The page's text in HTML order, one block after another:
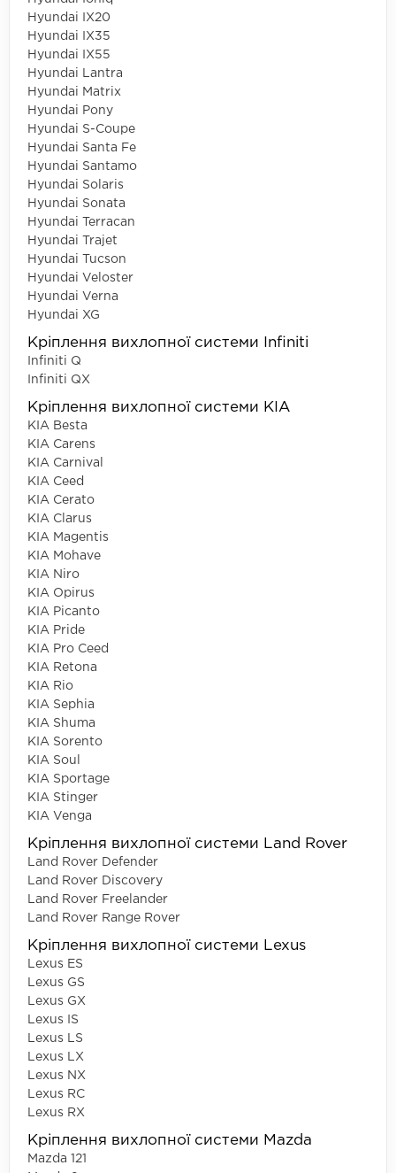
Hyundai IX20
Hyundai IX35
Hyundai IX55
Hyundai Lantra
Hyundai Matrix
Hyundai Pony
Hyundai S-Coupe
Hyundai Santa Fe
Hyundai Santamo
Hyundai Solaris
Hyundai Sonata
Hyundai Terracan
Hyundai Trajet
Hyundai Tucson
Hyundai Veloster
Hyundai Verna
Hyundai XG
Кріплення вихлопної системи Infiniti
Infiniti Q
Infiniti QX
Кріплення вихлопної системи KIA
KIA Besta
KIA Carens
KIA Carnival
KIA Ceed
KIA Cerato
KIA Clarus
KIA Magentis
KIA Mohave
KIA Niro
KIA Opirus
KIA Picanto
KIA Pride
KIA Pro Ceed
KIA Retona
KIA Rio
KIA Sephia
KIA Shuma
KIA Sorento
KIA Soul
KIA Sportage
KIA Stinger
KIA Venga
Кріплення вихлопної системи Land Rover
Land Rover Defender
Land Rover Discovery
Land Rover Freelander
Land Rover Range Rover
Кріплення вихлопної системи Lexus
Lexus ES
Lexus GS
Lexus GX
Lexus IS
Lexus LS
Lexus LX
Lexus NX
Lexus RC
Lexus RX
Кріплення вихлопної системи Mazda
Mazda 121